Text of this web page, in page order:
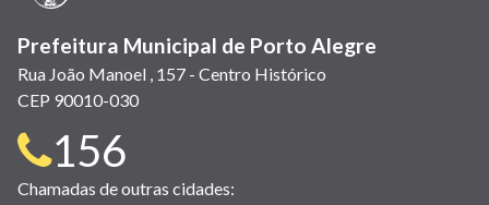
Prefeitura Municipal de Porto Alegre
Rua João Manoel , 157 - Centro Histórico
CEP 90010-030
Telefone
para
156
Chamadas de outras cidades: